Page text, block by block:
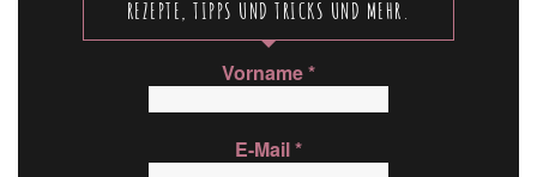
REZEPTE, TIPPS UND TRICKS UND MEHR.
Vorname*
E-Mail*